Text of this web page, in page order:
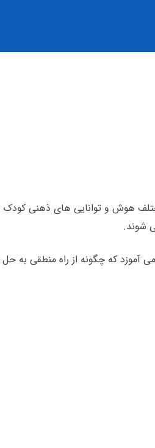
هوش و توانایی های ذهنی کودک
شوند.
که چگونه از راه منطقی به حل